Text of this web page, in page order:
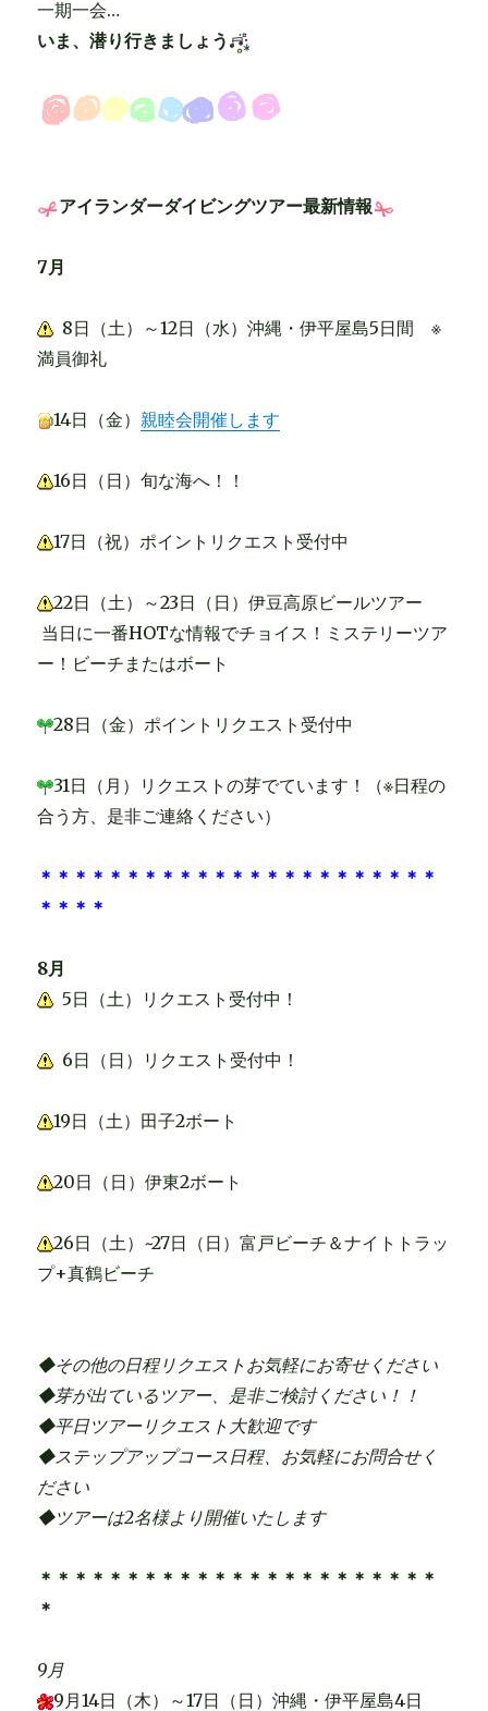
一期一会…
いま、潜り行きましょう
アイランダーダイビングツアー最新情報
7月
8日（土）～12日（水）沖縄・伊平屋島5日間 ※
満員御礼
14日（金）親睦会開催します
16日（日）旬な海へ！！
17日（祝）ポイントリクエスト受付中
22日（土）～23日（日）伊豆高原ビールツアー
当日に一番HOTな情報でチョイス！ミステリーツア
ー！ビーチまたはボート
28日（金）ポイントリクエスト受付中
31日（月）リクエストの芽でています！（※日程の
合う方、是非ご連絡ください）
＊＊＊＊＊＊＊＊＊＊＊＊＊＊＊＊＊＊＊＊＊＊＊
＊＊＊＊
8月
5日（土）リクエスト受付中！
6日（日）リクエスト受付中！
19日（土）田子2ボート
20日（日）伊東2ボート
26日（土）~27日（日）富戸ビーチ＆ナイトトラッ
プ+真鶴ビーチ
◆その他の日程リクエストお気軽にお寄せください
◆芽が出ているツアー、是非ご検討ください！！
◆平日ツアーリクエスト大歓迎です
◆ステップアップコース日程、お気軽にお問合せく
ださい
◆ツアーは2名様より開催いたします
＊＊＊＊＊＊＊＊＊＊＊＊＊＊＊＊＊＊＊＊＊＊＊
＊
9月
9月14日（木）～17日（日）沖縄・伊平屋島4日